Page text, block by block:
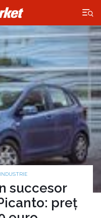
×
INDUSTRIE
succesor
preț